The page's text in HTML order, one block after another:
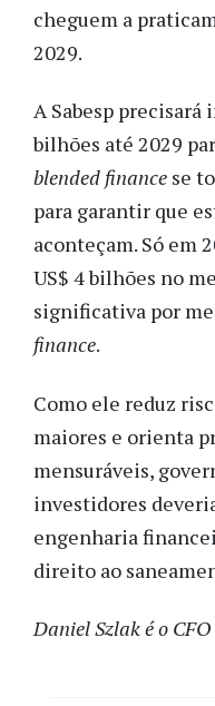
cheguem a
2029.
A Sabesp precisará
bilhões até 2029
blended finance se
para garantir que
aconteçam. Só em
US$ 4 bilhões no
significativa por
finance.
Como ele reduz
maiores e orienta
mensuráveis,
investidores
engenharia
direito ao
Daniel Szlak é o CFO